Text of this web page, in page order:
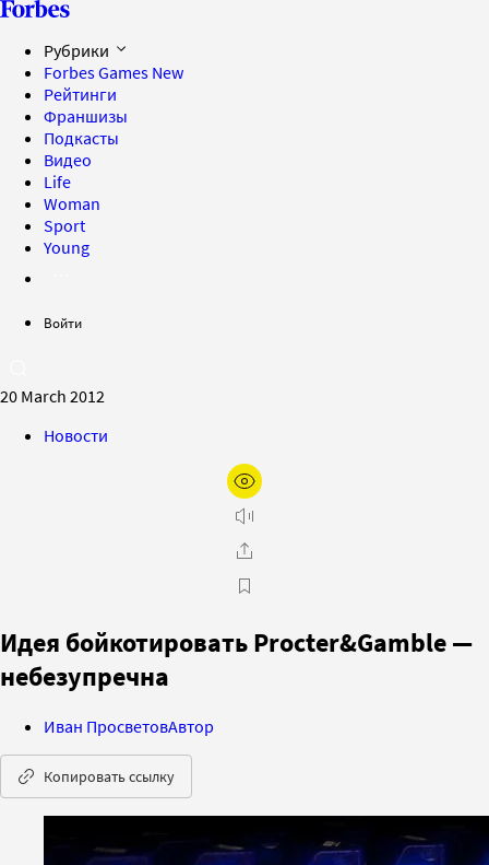
Рубрики
Forbes Games New
Рейтинги
Франшизы
Подкасты
Видео
Life
Woman
Sport
Young
Войти
20 March 2012
Новости
Идея бойкотировать Procter&Gamble —
небезупречна
Иван ПросветовАвтор
Копировать ссылку